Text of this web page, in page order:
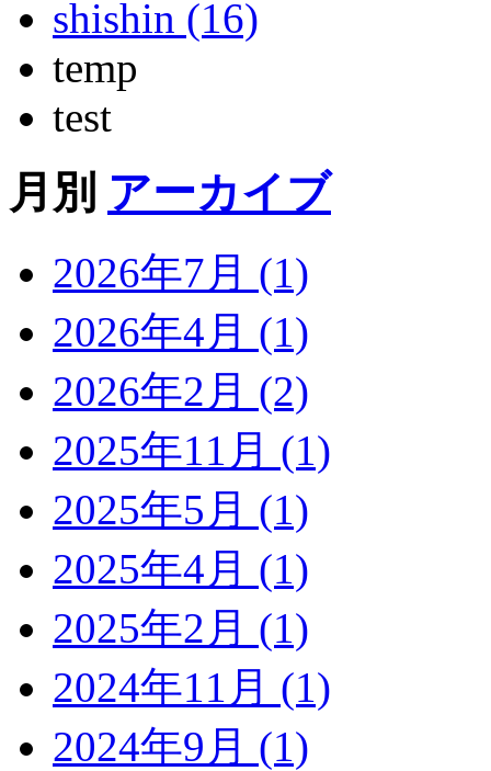
shishin (16)
temp
test
月別 アーカイブ
2026年7月 (1)
2026年4月 (1)
2026年2月 (2)
2025年11月 (1)
2025年5月 (1)
2025年4月 (1)
2025年2月 (1)
2024年11月 (1)
2024年9月 (1)